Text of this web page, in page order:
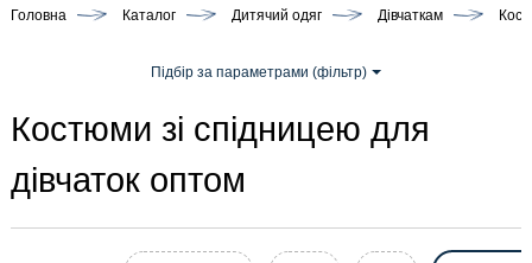
Головна Каталог Дитячий одяг Дівчаткам
Підбір за параметрами (фільтр)
Костюми зі спідницею для
дівчаток оптом